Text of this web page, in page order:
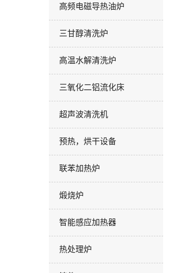
高频电磁导热油炉
三甘醇清洗炉
高温水解清洗炉
三氧化二铝流化床
超声波清洗机
预热，烘干设备
联苯加热炉
煅烧炉
智能感应加热器
热处理炉